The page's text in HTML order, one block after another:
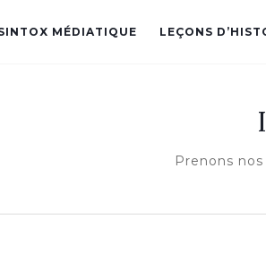
MÉDIATIQUE LEÇONS
Prenons